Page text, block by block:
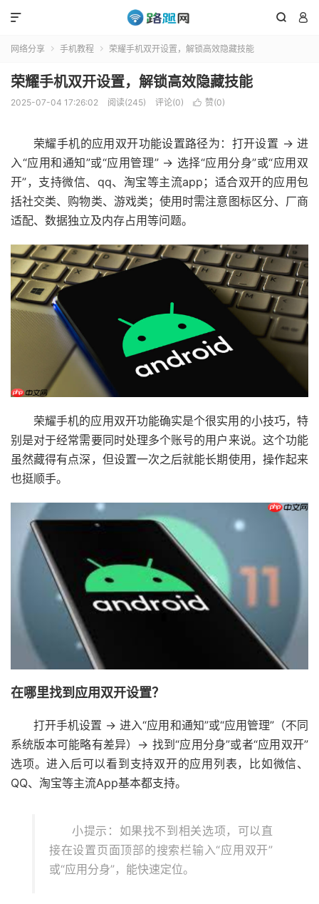
 

网络分享  手机教程  荣耀手机双开设置，解锁高效隐藏技能
荣耀手机双开设置，解锁高效隐藏技能
2025-07-04 17:26:02 阅读(245) 评论(0)  赞(0)
荣耀手机的应用双开功能设置路径为：打开设置 → 进
入“应用和通知”或“应用管理” → 选择“应用分身”或“应用双
开”，支持微信、qq、淘宝等主流app；适合双开的应用包
括社交类、购物类、游戏类；使用时需注意图标区分、厂商
适配、数据独立及内存占用等问题。
荣耀手机的应用双开功能确实是个很实用的小技巧，特
别是对于经常需要同时处理多个账号的用户来说。这个功能
虽然藏得有点深，但设置一次之后就能长期使用，操作起来
也挺顺手。
在哪里找到应用双开设置？
打开手机设置 → 进入“应用和通知”或“应用管理”（不同
系统版本可能略有差异）→ 找到“应用分身”或者“应用双开”
选项。进入后可以看到支持双开的应用列表，比如微信、
QQ、淘宝等主流App基本都支持。
小提示：如果找不到相关选项，可以直
接在设置页面顶部的搜索栏输入“应用双开”
或“应用分身”，能快速定位。